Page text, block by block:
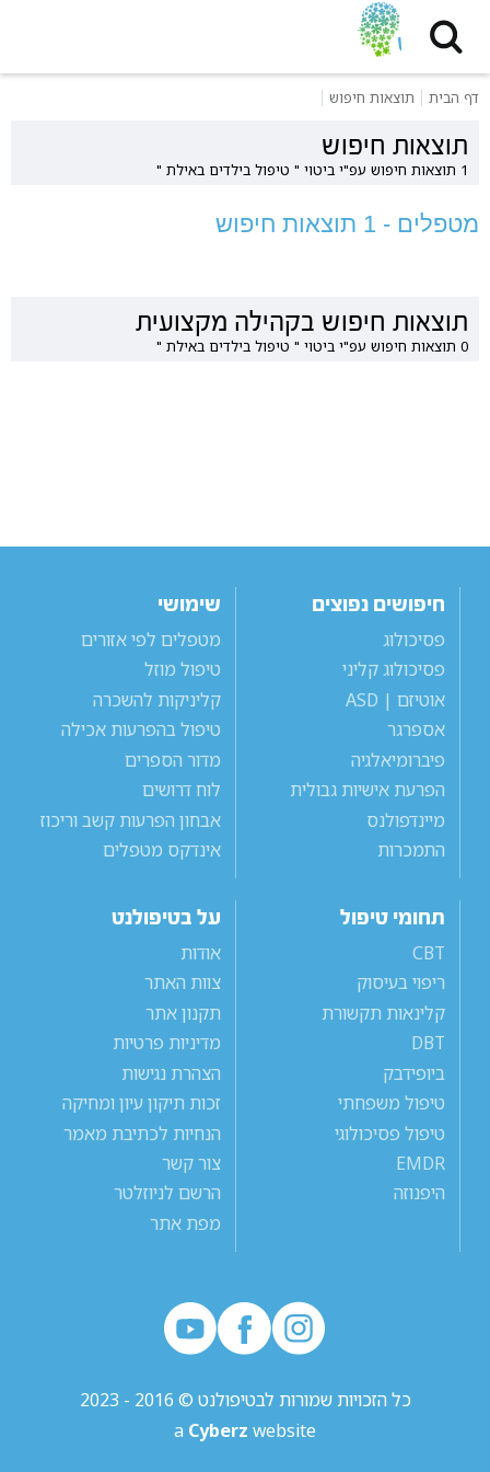
דף הבית תוצאות חיפוש
תוצאות חיפוש
1 תוצאות חיפוש עפ"י ביטוי " טיפול בילדים באילת "
מטפלים - 1 תוצאות חיפוש
תוצאות חיפוש בקהילה מקצועית
0 תוצאות חיפוש עפ"י ביטוי " טיפול בילדים באילת "
חיפושים נפוצים
פסיכולוג
פסיכולוג קליני
אוטיזם | ASD
אספרגר
פיברומיאלגיה
הפרעת אישיות גבולית
מיינדפולנס
התמכרות
שימושי
מטפלים לפי אזורים
טיפול מוזל
קליניקות להשכרה
טיפול בהפרעות אכילה
מדור הספרים
לוח דרושים
אבחון הפרעות קשב וריכוז
אינדקס מטפלים
תחומי טיפול
CBT
ריפוי בעיסוק
קלינאות תקשורת
DBT
ביופידבק
טיפול משפחתי
טיפול פסיכולוגי
EMDR
היפנוזה
על בטיפולנט
אודות
צוות האתר
תקנון אתר
מדיניות פרטיות
הצהרת נגישות
זכות תיקון עיון ומחיקה
הנחיות לכתיבת מאמר
צור קשר
הרשם לניוזלטר
מפת אתר
כל הזכויות שמורות לבטיפולנט © 2016 - 2023
a Cyberz website